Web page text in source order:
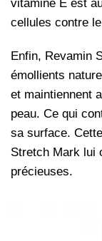
vitamine E est
cellules contre
Enfin, Revamin
émollients
et maintiennent
peau. Ce qui
sa surface.
Stretch Mark lui
précieuses.